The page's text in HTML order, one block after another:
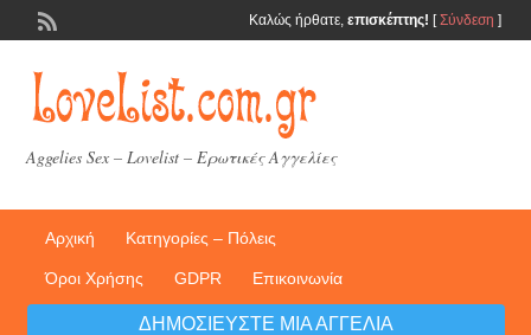
Καλώς ήρθατε, επισκέπτης! [Σύνδεση ]
Aggelies Sex – Lovelist – Ερωτικές Αγγελίες
Αρχική Κατηγορίες – Πόλεις
Όροι Χρήσης GDPR Επικοινωνία
ΔΗΜΟΣΙΕΎΣΤΕ ΜΙΑ ΑΓΓΕΛΊΑ